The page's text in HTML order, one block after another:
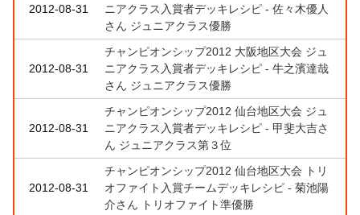
2012-08-31
ニアクラス入賞者デッキレシピ - 佐々木優人
さん ジュニアクラス優勝
2012-08-31
チャンピオンシップ2012 大阪地区大会 ジュ
ニアクラス入賞者デッキレシピ - 牛之濱達哉
さん ジュニアクラス優勝
2012-08-31
チャンピオンシップ2012 仙台地区大会 ジュ
ニアクラス入賞者デッキレシピ - 甲斐大吉さ
ん ジュニアクラス第３位
2012-08-31
チャンピオンシップ2012 仙台地区大会 トリ
オファイト入賞チームデッキレシピ - 菊池陽
介さん トリオファイト準優勝